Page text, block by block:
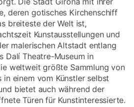
deren gotisches Kirchenschiff
breiteste der Welt ist,
Kunstausstellungen und
malerischen Altstadt entlang
Dalí Theatre-Museum in
weltweit größte Sammlung von
in einem vom Künstler selbst
bietet auch während der
Türen für Kunstinteressierte.